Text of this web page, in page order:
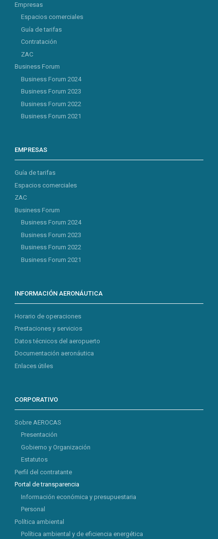
Empresas
Espacios comerciales
Guía de tarifas
Contratación
ZAC
Business Forum
Business Forum 2024
Business Forum 2023
Business Forum 2022
Business Forum 2021
EMPRESAS
Guía de tarifas
Espacios comerciales
ZAC
Business Forum
Business Forum 2024
Business Forum 2023
Business Forum 2022
Business Forum 2021
INFORMACIÓN AERONÁUTICA
Horario de operaciones
Prestaciones y servicios
Datos técnicos del aeropuerto
Documentación aeronáutica
Enlaces útiles
CORPORATIVO
Sobre AEROCAS
Presentación
Gobierno y Organización
Estatutos
Perfil del contratante
Portal de transparencia
Información económica y presupuestaria
Personal
Política ambiental
Política ambiental y de eficiencia energética